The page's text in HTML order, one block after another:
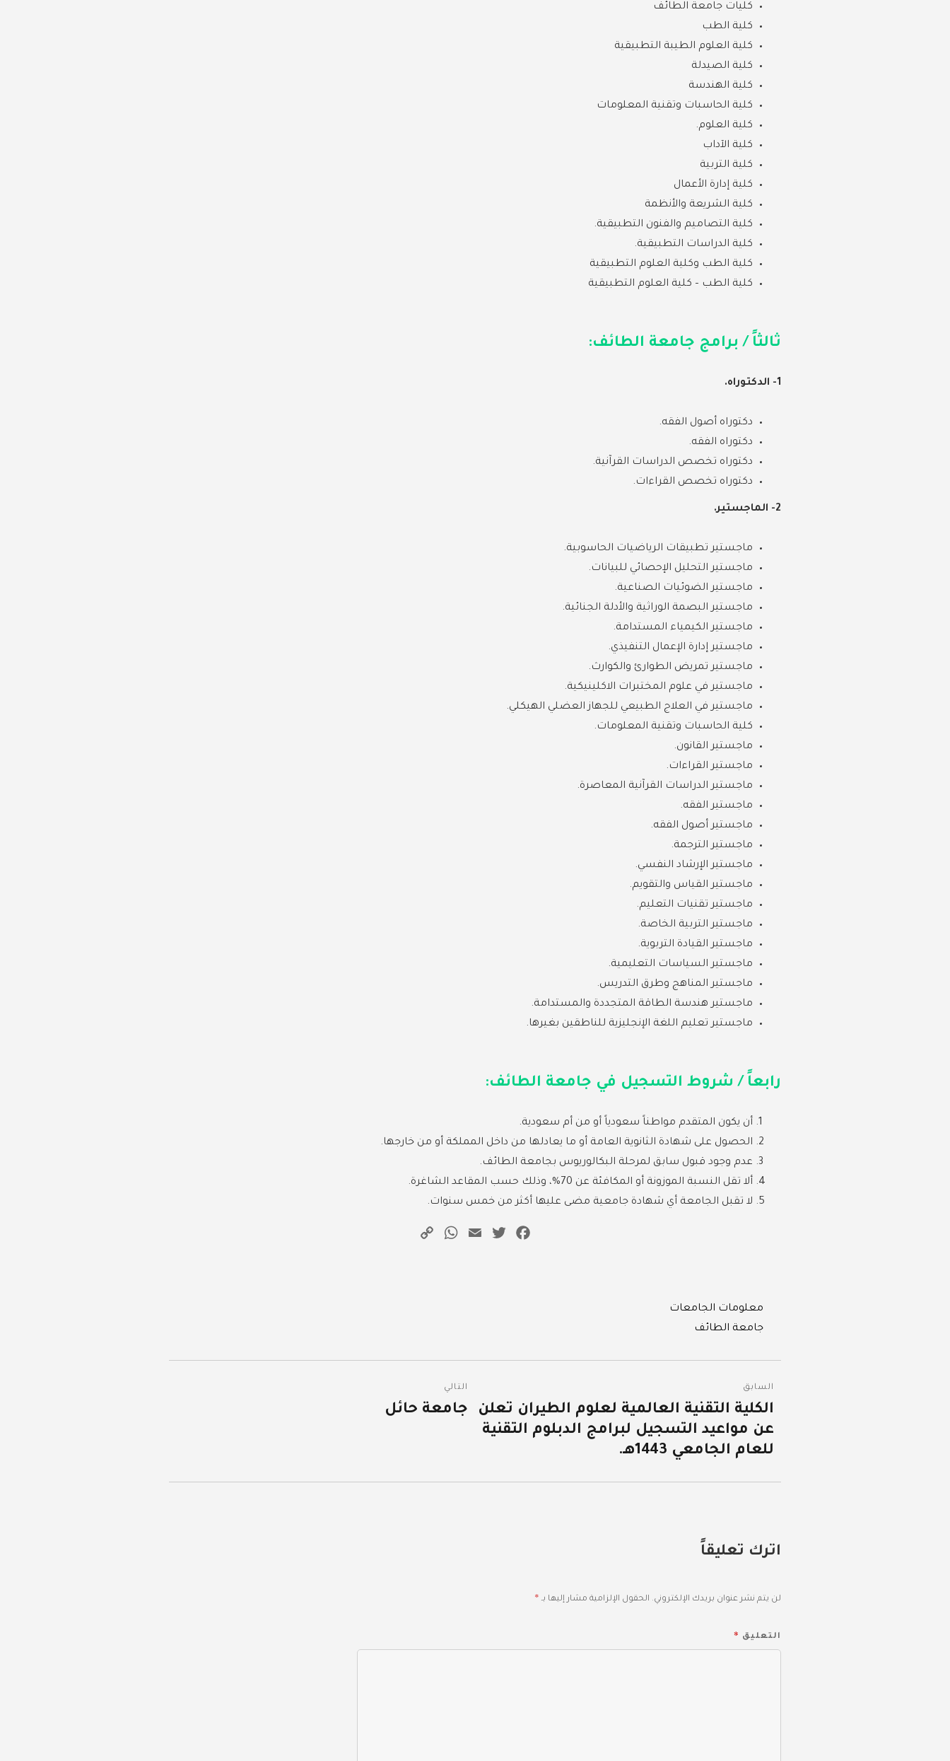
كليات جامعة الطائف
كلية الطب
كلية العلوم الطيبة التطبيقية
كلية الصيدلة
كلية الهندسة
كلية الحاسبات وتقنية المعلومات
كلية العلوم.
كلية الآداب
كلية التربية
كلية إدارة الأعمال
كلية الشريعة والأنظمة
كلية التصاميم والفنون التطبيقية.
كلية الدراسات التطبيقية.
كلية الطب وكلية العلوم التطبيقية
كلية الطب – كلية العلوم التطبيقية
ثالثاً / برامج جامعة الطائف:
1- الدكتوراه.
دكتوراه أصول الفقه.
دكتوراه الفقه.
دكتوراه تخصص الدراسات القرآنية.
دكتوراه تخصص القراءات.
2- الماجستير.
ماجستير تطبيقات الرياضيات الحاسوبية.
ماجستير التحليل الإحصائي للبيانات.
ماجستير الضوئيات الصناعية.
ماجستير البصمة الوراثية والأدلة الجنائية.
ماجستير الكيمياء المستدامة.
ماجستير إدارة الإعمال التنفيذي.
ماجستير تمريض الطوارئ والكوارث.
ماجستير في علوم المختبرات الاكلينيكية.
ماجستير في العلاج الطبيعي للجهاز العضلي الهيكلي.
كلية الحاسبات وتقنية المعلومات.
ماجستير القانون.
ماجستير القراءات.
ماجستير الدراسات القرآنية المعاصرة.
ماجستير الفقه.
ماجستير أصول الفقه.
ماجستير الترجمة.
ماجستير الإرشاد النفسي.
ماجستير القياس والتقويم.
ماجستير تقنيات التعليم.
ماجستير التربية الخاصة.
ماجستير القيادة التربوية.
ماجستير السياسات التعليمية.
ماجستير المناهج وطرق التدريس.
ماجستير هندسة الطاقة المتجددة والمستدامة.
ماجستير تعليم اللغة الإنجليزية للناطقين بغيرها.
رابعاً / شروط التسجيل في جامعة الطائف:
أن يكون المتقدم مواطناً سعودياً أو من أم سعودية.
الحصول على شهادة الثانوية العامة أو ما يعادلها من داخل المملكة أو من خارجها.
عدم وجود قبول سابق لمرحلة البكالوريوس بجامعة الطائف.
ألا تقل النسبة الموزونة أو المكافئة عن 70%، وذلك حسب المقاعد الشاغرة.
لا تقبل الجامعة أي شهادة جامعية مضى عليها أكثر من خمس سنوات.
Facebook
Twitter
Email
WhatsApp
Categories
معلومات الجامعات
Tagsجامعة الطائف
المقالات
السابق
المقالة
السابقة:
الكلية التقنية العالمية لعلوم الطيران تعلن
عن مواعيد التسجيل لبرامج الدبلوم التقنية
للعام الجامعي 1443هـ.
التالي
المقالة
جامعة حائل
اترك تعليقاً
لن يتم نشر عنوان بريدك الإلكتروني. الحقول الإلزامية مشار إليها بـ *
التعليق *